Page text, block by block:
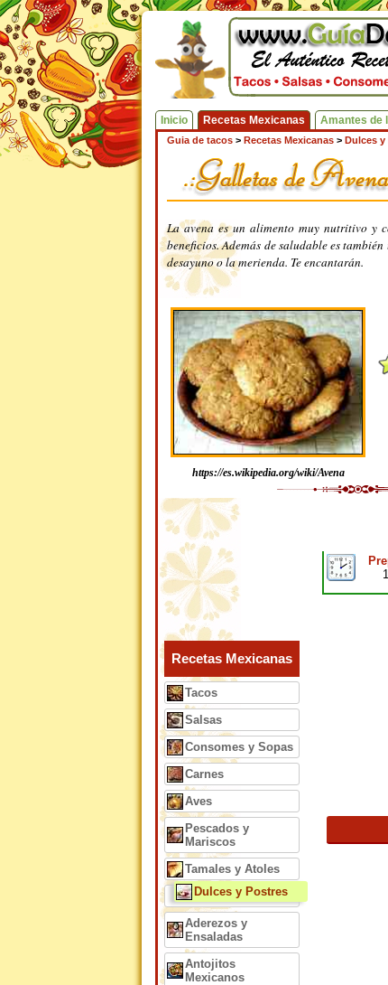
Inicio Recetas Mexicanas Amantes de
Guia de tacos > Recetas Mexicanas > Dulces y
La avena es un alimento muy nutritivo y
beneficios. Además de saludable es
desayuno o la merienda. Te encantarán.
https://es.wikipedia.org/wiki/Avena
Recetas Mexicanas
Tacos
Salsas
Consomes y Sopas
Carnes
Aves
Pescados y
Mariscos
Tamales y Atoles
Dulces y Postres
Aderezos y
Ensaladas
Antojitos
Mexicanos